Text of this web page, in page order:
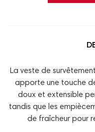
La veste de
apporte une touche
doux et extensible
tandis que les
de fraîcheur pour